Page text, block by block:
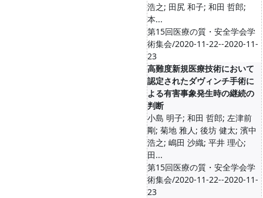
浩之; 田尻 和子; 和田 哲郎;
本...
第15回医療の質・安全学会学
術集会/2020-11-22--2020-11-
23
高難度新規医療技術において
認定されたダヴィンチ手術に
よる有害事象発生時の継続の
判断
小島 明子; 和田 哲郎; 左津前
剛; 菊地 雅人; 後坊 健太; 濱中
浩之; 嶋田 沙織; 平井 理心;
田...
第15回医療の質・安全学会学
術集会/2020-11-22--2020-11-
23